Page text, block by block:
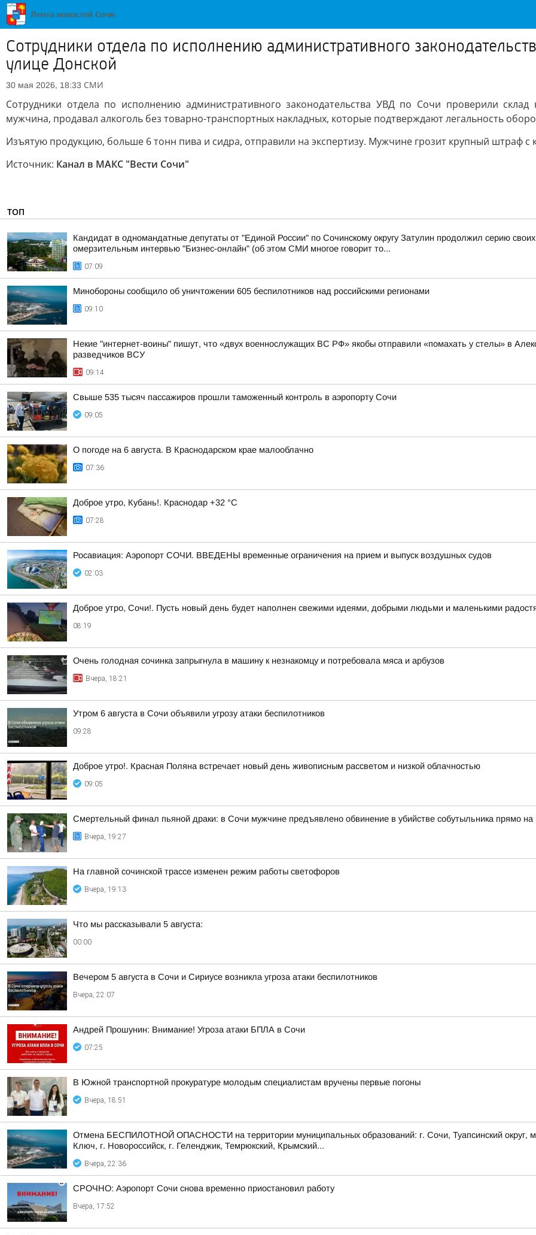
Сотрудники отдела по исполнению административного
улице Донской
30 мая 2026, 18:33 СМИ
Сотрудники отдела по исполнению административного законодательства УВД по Сочи проверили
мужчина, продавал алкоголь без товарно-транспортных накладных, которые подтверждают легальность
Изъятую продукцию, больше 6 тонн пива и сидра, отправили на экспертизу. Мужчине грозит крупный штраф с
Источник: Канал в МАКС "Вести Сочи"
ТОП
Кандидат в одномандатные депутаты от "Единой России" по Сочинскому округу Затулин продолжил серию
омерзительным интервью "Бизнес-онлайн" (об этом СМИ многое говорит то...
07:09
Минобороны сообщило об уничтожении 605 беспилотников над российскими регионами
09:10
Некие "интернет-воины" пишут, что «двух военнослужащих ВС РФ» якобы отправили «помахать у стелы» в
разведчиков ВСУ
09:14
Свыше 535 тысяч пассажиров прошли таможенный контроль в аэропорту Сочи
09:05
О погоде на 6 августа. В Краснодарском крае малооблачно
07:36
Доброе утро, Кубань!. Краснодар +32 °С
07:28
Росавиация: Аэропорт СОЧИ. ВВЕДЕНЫ временные ограничения на прием и выпуск воздушных судов
02:03
Доброе утро, Сочи!. Пусть новый день будет наполнен свежими идеями, добрыми людьми и маленькими
08:19
Очень голодная сочинка запрыгнула в машину к незнакомцу и потребовала мяса и арбузов
Вчера, 18:21
Утром 6 августа в Сочи объявили угрозу атаки беспилотников
09:28
Доброе утро!. Красная Поляна встречает новый день живописным рассветом и низкой облачностью
09:05
Смертельный финал пьяной драки: в Сочи мужчине предъявлено обвинение в убийстве собутыльника прямо
Вчера, 19:27
На главной сочинской трассе изменен режим работы светофоров
Вчера, 19:13
Что мы рассказывали 5 августа:
00:00
Вечером 5 августа в Сочи и Сириусе возникла угроза атаки беспилотников
Вчера, 22:07
Андрей Прошунин: Внимание! Угроза атаки БПЛА в Сочи
07:25
В Южной транспортной прокуратуре молодым специалистам вручены первые погоны
Вчера, 18:51
Отмена БЕСПИЛОТНОЙ ОПАСНОСТИ на территории муниципальных образований: г. Сочи, Туапсинский округ,
Ключ, г. Новороссийск, г. Геленджик, Темрюкский, Крымский...
Вчера, 22:36
СРОЧНО: Аэропорт Сочи снова временно приостановил работу
Вчера, 17:52